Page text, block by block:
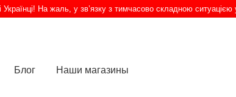
Українці! На жаль, у зв’язку з тимчасово складною
Блог Наши магазины